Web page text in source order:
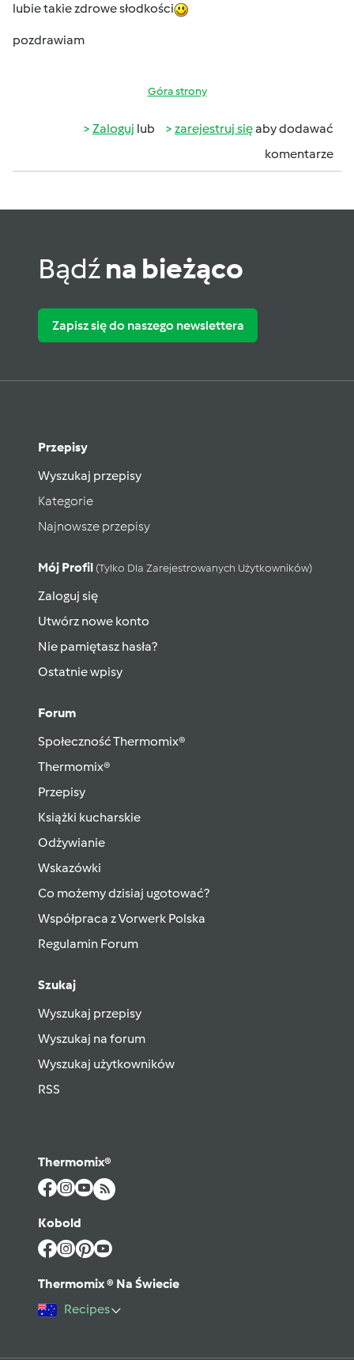
lubie takie zdrowe słodkości
pozdrawiam
Góra strony
Zaloguj lub zarejestruj sięaby dodawać
komentarze
Bądźna bieżąco
Zapisz się do naszego newslettera
Przepisy
Wyszukaj przepisy
Kategorie
Najnowsze przepisy
Mój Profil (tylko Dla Zarejestrowanych Użytkowników)
Zaloguj się
Utwórz nowe konto
Nie pamiętasz hasła?
Ostatnie wpisy
Forum
Społeczność Thermomix®
Thermomix®
Przepisy
Książki kucharskie
Odżywianie
Wskazówki
Co możemy dzisiaj ugotować?
Współpraca z Vorwerk Polska
Regulamin Forum
Szukaj
Wyszukaj przepisy
Wyszukaj na forum
Wyszukaj użytkowników
RSS
Thermomix®
Kobold
Thermomix ® Na Świecie
Recipes